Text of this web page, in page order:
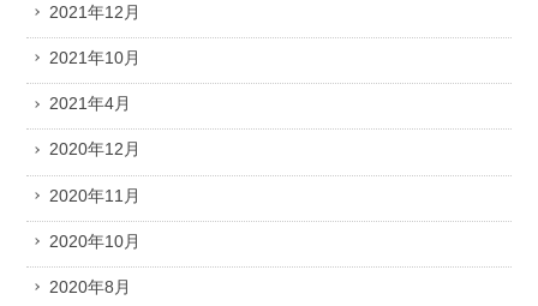
2021年12月
2021年10月
2021年4月
2020年12月
2020年11月
2020年10月
2020年8月